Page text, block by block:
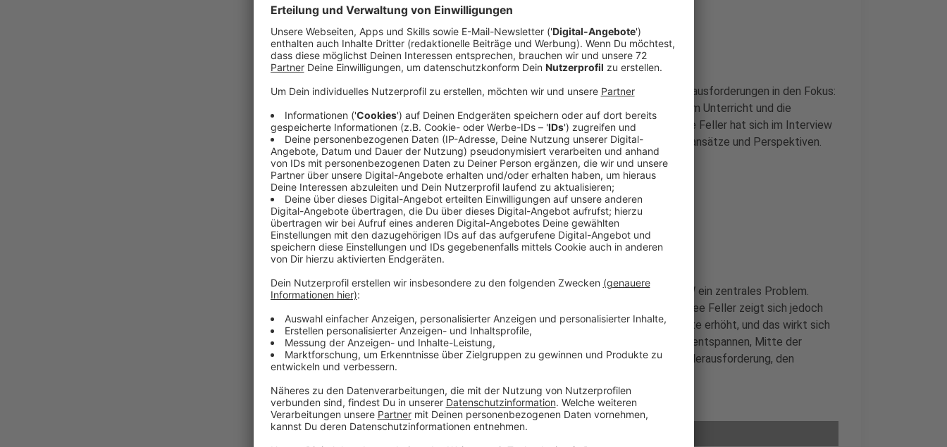
Anzeige
Mit dem Start des neuen Schuljahres in NRW rücken zentrale Herausforderungen in den Fokus:
Der akute Lehrermangel, der Umgang mit Künstlicher Intelligenz im Unterricht und die
kontroverse Debatte um Handyverbote. Schulministerin Dorothee Feller hat sich im Interview
bei uns zu diesen Themen geäußert und gibt Einblicke in Lösungsansätze und Perspektiven.
Anzeige
Lehrermangel: Entspannung erst in den 2030er Jahren
Anzeige
Mit Beginn des neuen Schuljahres bleibt der Lehrermangel in NRW ein zentrales Problem.
Aktuell sind rund 7.000 Stellen unbesetzt. Schulministerin Dorothee Feller zeigt sich jedoch
optimistisch: "Wir haben die Studienplätze für Grundschullehrkräfte erhöht, und das wirkt sich
aus. Anfang der 2030er Jahre wird sich die Lage an Grundschulen entspannen, Mitte der
2030er Jahre auch an anderen Schulformen." Bis dahin bleibt die Herausforderung, den
Unterricht trotz fehlender Lehrkräfte sicherzustellen.
Anzeige
©picture alliance/dpa | Bodo Schakow